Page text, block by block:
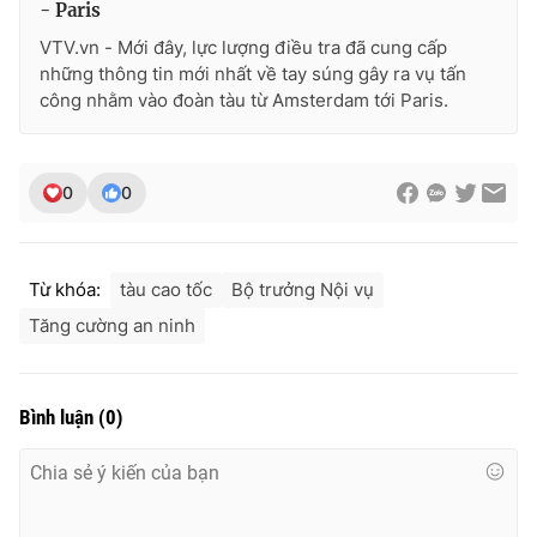
THỜI BÁO VTV
Cơ quan chủ quản:Đài Truyền hình Việt Nam
Cơ quan báo chí: Thời báo VTV
Tổng Biên tập:
Nguyễn Trọng Ninh
- Paris
VTV.vn - Mới đây, lực lượng điều tra đã cung cấp
những thông tin mới nhất về tay súng gây ra vụ tấn
công nhằm vào đoàn tàu từ Amsterdam tới Paris.
0 0
Từ khóa: tàu cao tốc
Bộ trưởng Nội vụ
Tăng cường an ninh
Bình luận (0)